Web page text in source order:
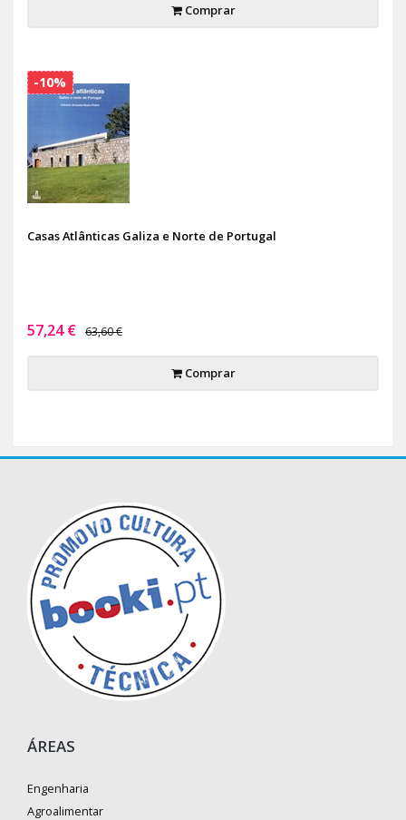
Comprar
Casas Atlânticas Galiza e Norte de Portugal
57,24 € 63,60 €
Comprar
-10%
ÁREAS
Engenharia
Agroalimentar